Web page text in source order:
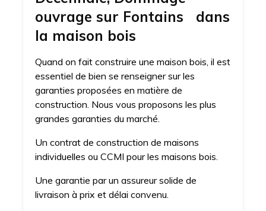
ouvrage sur Fontains dans
la maison bois
Quand on fait construire une maison bois, il est
essentiel de bien se renseigner sur les
garanties proposées en matière de
construction. Nous vous proposons les plus
grandes garanties du marché.
Un contrat de construction de maisons
individuelles ou CCMI pour les maisons bois.
Une garantie par un assureur solide de
livraison à prix et délai convenu.